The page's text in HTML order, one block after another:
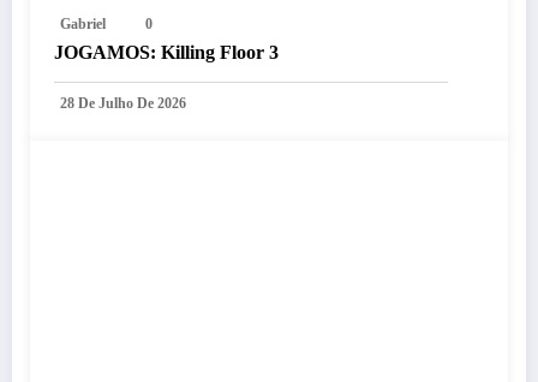
Gabriel 0
JOGAMOS: Killing Floor 3
28 De Julho De 2026